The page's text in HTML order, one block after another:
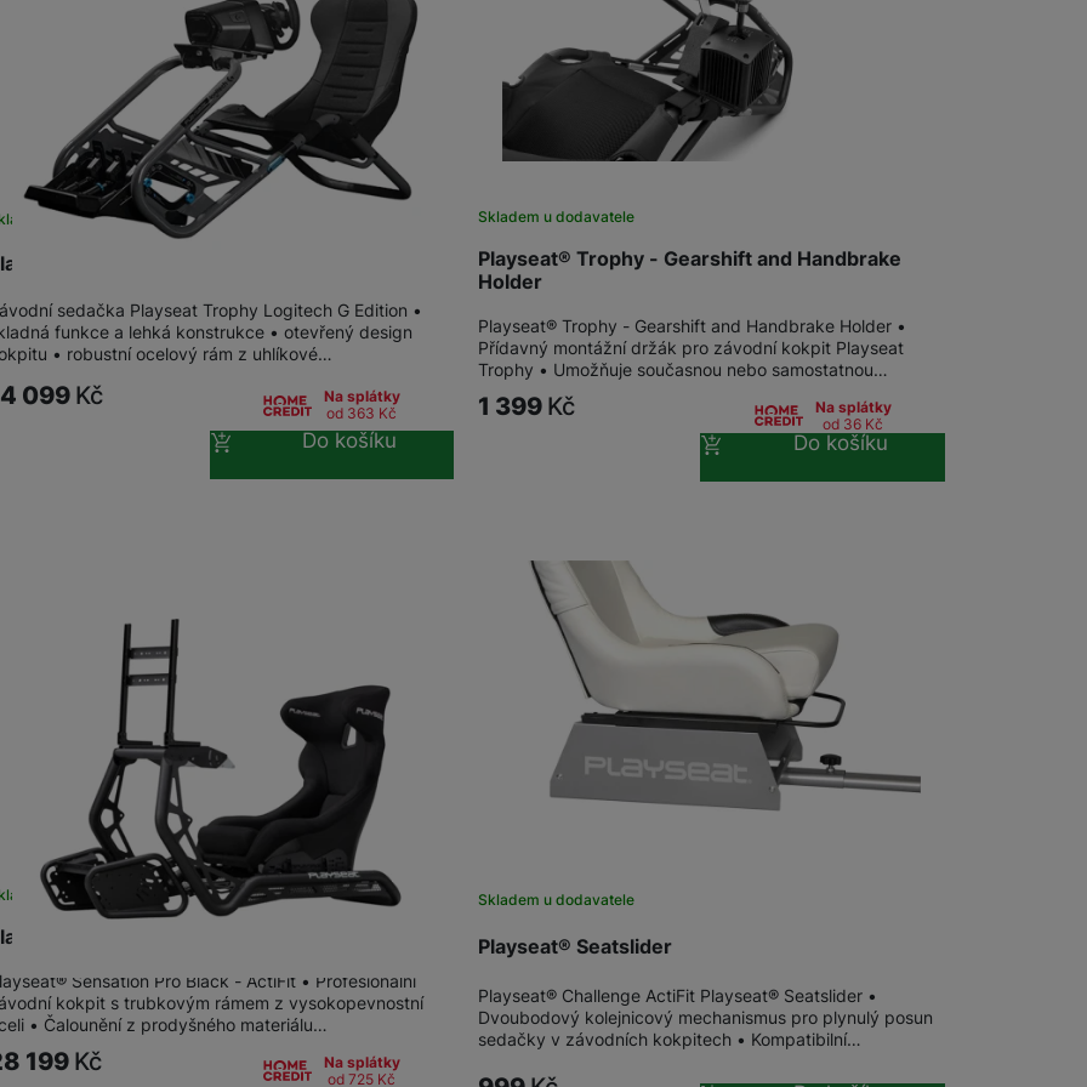
my nebo naši partneři, abychom vám mohli zobrazit vhodné obsahy nebo reklamy jak
stránkách třetích stran.
Trophy - Logitech G Edition
u dodavatele
sedačka Playseat Trophy Logitech G Edition •
funkce a lehká konstrukce • otevřený design
• robustní ocelový rám z uhlíkové…
099 Kč
Na splátky
od 363 Kč
Do košíku
Playseat® Trophy - Gearshift and Handbrake
Holder
Skladem u dodavatele
Playseat® Trophy - Gearshift and Handbrake Holder •
Přídavný montážní držák pro závodní kokpit Playseat
Trophy • Umožňuje současnou nebo samostatnou…
1 399 Kč
Na splátky
od 36 Kč
Do košíku
Sensation Pro Black - ActiFit
u dodavatele
Sensation Pro Black - ActiFit • Profesionální
kokpit s trubkovým rámem z vysokopevnostní
• Čalounění z prodyšného materiálu…
199 Kč
Na splátky
od 725 Kč
Playseat® Seatslider
Skladem u dodavatele
Playseat® Challenge ActiFit Playseat® Seatslider •
Dvoubodový kolejnicový mechanismus pro plynulý posun
sedačky v závodních kokpitech • Kompatibilní…